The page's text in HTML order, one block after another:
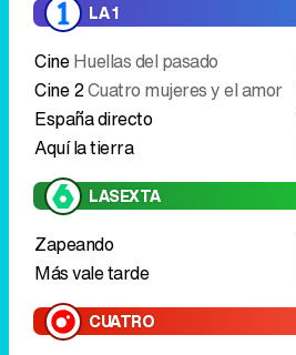
LA 1
CineHuellas del pasado
Cine 2Cuatro mujeres y el amor
España directo
Aquí la tierra
LASEXTA
Zapeando
Más vale tarde
CUATRO